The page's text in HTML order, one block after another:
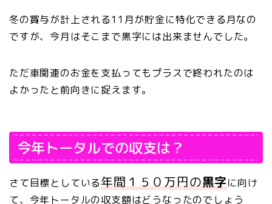
冬の賞与が計上される11月が貯金に特化できる月なの
ですが、今月はそこまで黒字には出来ませんでした。
ただ車関連のお金を支払ってもプラスで終われたのは
よかったと前向きに捉えます。
今年トータルでの収支は？
さて目標としている年間１５０万円の黒字に向け
て、今年トータルの収支額はどうなったのでしょう